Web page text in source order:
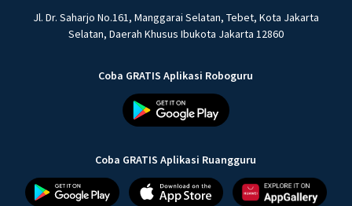
Jl. Dr. Saharjo No.161, Manggarai Selatan, Tebet, Kota Jakarta
Selatan, Daerah Khusus Ibukota Jakarta 12860
Coba GRATIS Aplikasi Roboguru
Coba GRATIS Aplikasi Ruangguru